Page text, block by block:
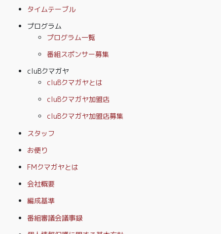
タイムテーブル
プログラム
プログラム一覧
番組スポンサー募集
cluBクマガヤ
cluBクマガヤとは
cluBクマガヤ加盟店
cluBクマガヤ加盟店募集
スタッフ
お便り
FMクマガヤとは
会社概要
編成基準
番組審議会議事録